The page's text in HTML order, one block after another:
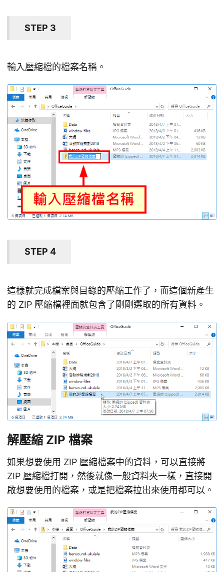
STEP 3
輸入壓縮檔的檔案名稱。
STEP 4
這樣就完成檔案與目錄的壓縮工作了，而這個新產生
的 ZIP 壓縮檔裡面就包含了剛剛選取的所有資料。
解壓縮 ZIP 檔案
如果想要使用 ZIP 壓縮檔案中的資料，可以直接將
ZIP 壓縮檔打開，然後就像一般資料夾一樣，直接開
啟想要使用的檔案，或是把檔案拉出來使用都可以。